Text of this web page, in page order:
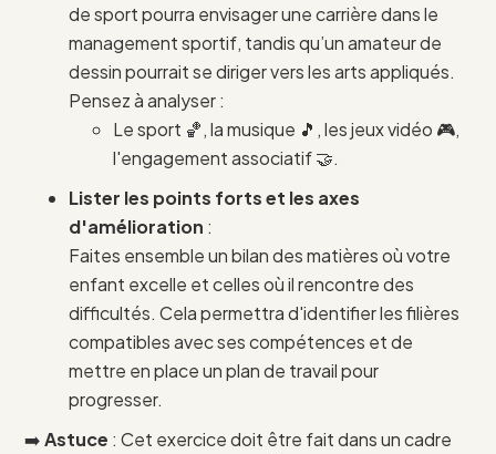
de sport pourra envisager une carrière dans le
management sportif, tandis qu’un amateur de
dessin pourrait se diriger vers les arts appliqués.
Pensez à analyser :
Le sport 🏀, la musique 🎵, les jeux vidéo 🎮,
l'engagement associatif 🤝.
Lister les points forts et les axes
d'amélioration :
Faites ensemble un bilan des matières où votre
enfant excelle et celles où il rencontre des
difficultés. Cela permettra d'identifier les filières
compatibles avec ses compétences et de
mettre en place un plan de travail pour
progresser.
➡️Astuce : Cet exercice doit être fait dans un cadre